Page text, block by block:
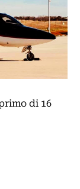
di 16